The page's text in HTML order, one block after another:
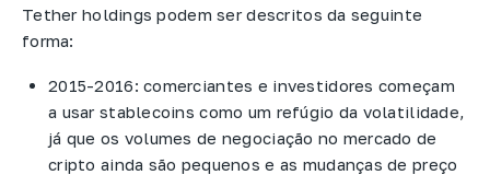
Tether holdings podem ser descritos da seguinte
forma:
2015-2016: comerciantes e investidores começam
a usar stablecoins como um refúgio da volatilidade,
já que os volumes de negociação no mercado de
cripto ainda são pequenos e as mudanças de preço